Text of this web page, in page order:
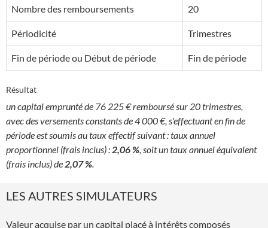
Nombre des remboursements 20
Périodicité Trimestres
Fin de période ou Début de période Fin de période
Résultat
un capital emprunté de 76 225 € remboursé sur 20 trimestres,
avec des versements constants de 4 000 €, s'effectuant en fin de
période est soumis au taux effectif suivant : taux annuel
proportionnel (frais inclus) :2,06 %, soit un taux annuel équivalent
(frais inclus) de2,07 %.
LES AUTRES SIMULATEURS
Valeur acquise par un capital placé à intérêts composés